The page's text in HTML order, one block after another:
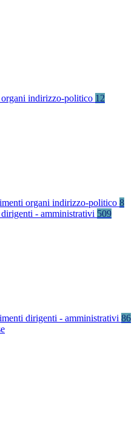
indirizzo-politico 12
organi indirizzo-politico 8
- amministrativi 509
dirigenti - amministrativi 86